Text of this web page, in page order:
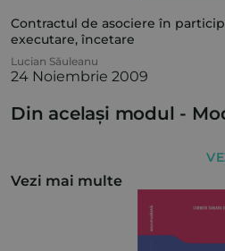
Contractul de asociere în
executare, încetare
Lucian Săuleanu
24 Noiembrie 2009
Din același modul -
Vezi mai multe